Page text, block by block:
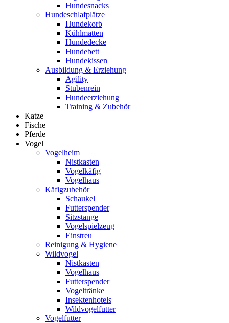
Hundesnacks
Hundeschlafplätze
Hundekorb
Kühlmatten
Hundedecke
Hundebett
Hundekissen
Ausbildung & Erziehung
Agility
Stubenrein
Hundeerziehung
Training & Zubehör
Katze
Fische
Pferde
Vogel
Vogelheim
Nistkasten
Vogelkäfig
Vogelhaus
Käfigzubehör
Schaukel
Futterspender
Sitzstange
Vogelspielzeug
Einstreu
Reinigung & Hygiene
Wildvogel
Nistkasten
Vogelhaus
Futterspender
Vogeltränke
Insektenhotels
Wildvogelfutter
Vogelfutter